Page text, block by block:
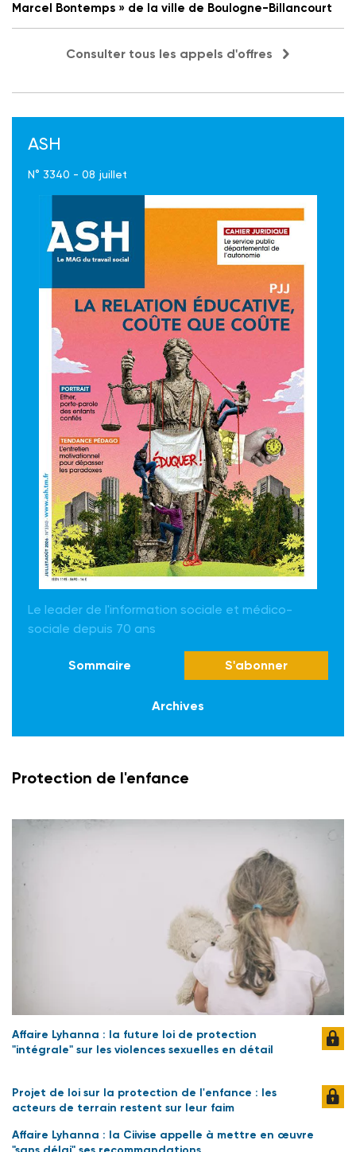
Marcel Bontemps » de la ville de Boulogne-Billancourt
Consulter tous les appels d'offres
ASH
N° 3340 - 08 juillet
Le leader de l'information sociale et médico-
sociale depuis 70 ans
Sommaire S'abonner
Archives
Protection de l'enfance
Affaire Lyhanna : la future loi de protection
"intégrale" sur les violences sexuelles en détail
Projet de loi sur la protection de l'enfance : les
acteurs de terrain restent sur leur faim
Affaire Lyhanna : la Ciivise appelle à mettre en œuvre